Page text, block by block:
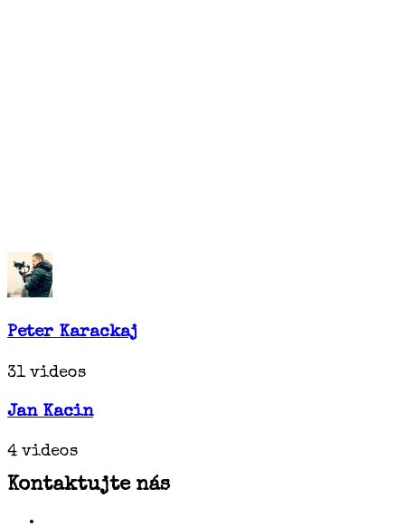
Peter Karackaj
31 videos
Jan Kacin
4 videos
Kontaktujte nás